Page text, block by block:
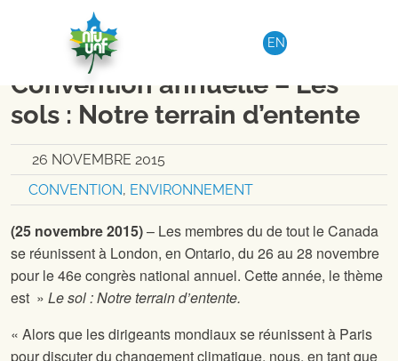
Aller au contenu
EN
|COMMUNIQUÉ DE PRESSE
Nationale des Fermiers 46ème
Convention annuelle – Les
sols : Notre terrain d’entente
26 NOVEMBRE 2015
CONVENTION, ENVIRONNEMENT
(25 novembre 2015)– Les membres du de tout le Canada
se réunissent à London, en Ontario, du 26 au 28 novembre
pour le 46e congrès national annuel. Cette année, le thème
est » Le sol : Notre terrain d’entente.
« Alors que les dirigeants mondiaux se réunissent à Paris
pour discuter du changement climatique, nous, en tant que